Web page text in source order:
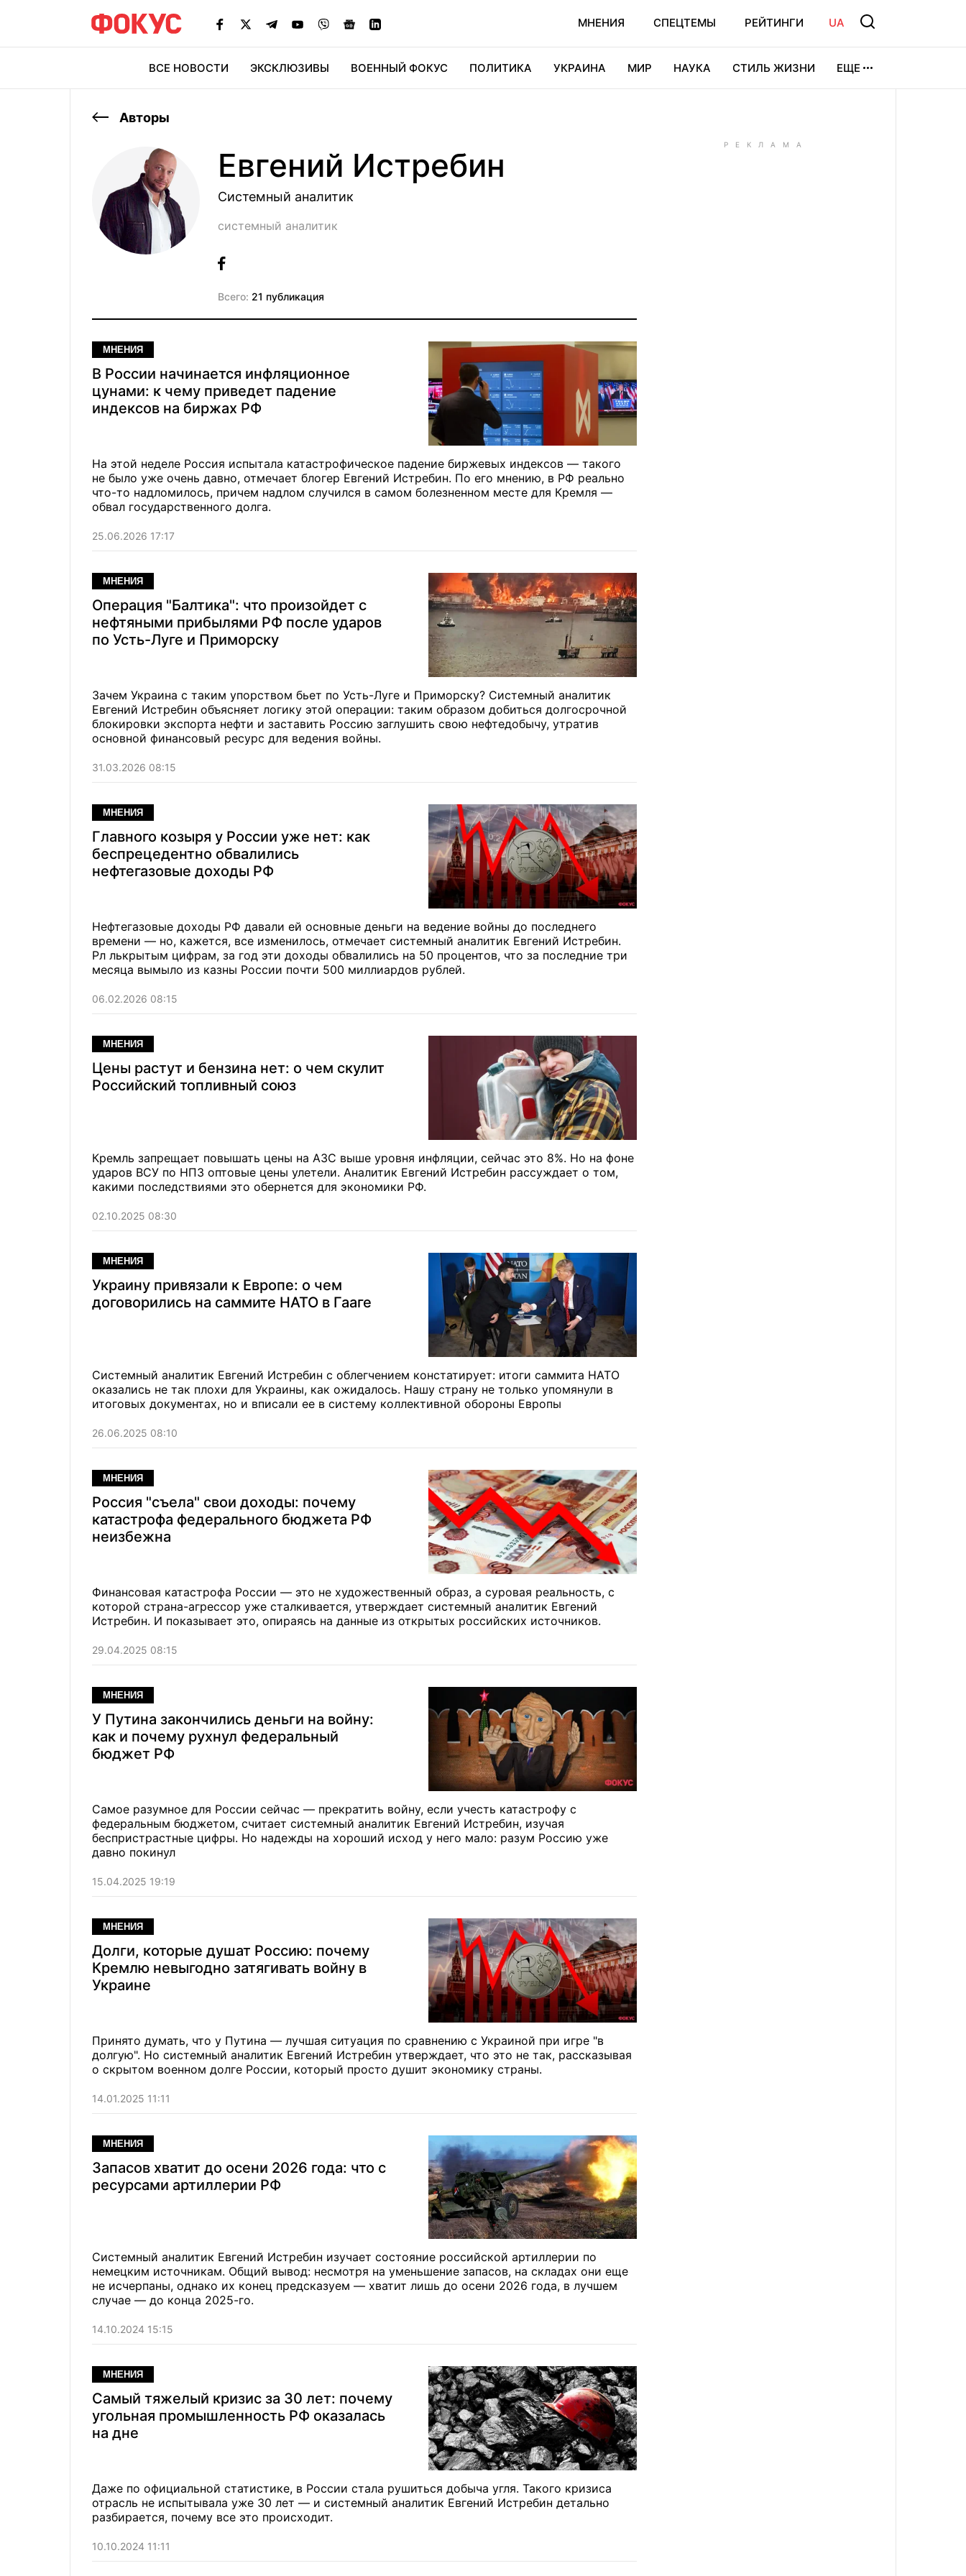
МНЕНИЯ СПЕЦТЕМЫ РЕЙТИНГИ UA
ВСЕ НОВОСТИ ЭКСКЛЮЗИВЫ ВОЕННЫЙ ФОКУС ПОЛИТИКА УКРАИНА МИР НАУКА СТИЛЬ ЖИЗНИ ЕЩЕ
Авторы
Евгений Истребин
Системный аналитик
системный аналитик
Всего: 21 публикация
МНЕНИЯ
В России начинается инфляционное
цунами: к чему приведет падение
индексов на биржах РФ
На этой неделе Россия испытала катастрофическое падение биржевых индексов — такого
не было уже очень давно, отмечает блогер Евгений Истребин. По его мнению, в РФ реально
что-то надломилось, причем надлом случился в самом болезненном месте для Кремля —
обвал государственного долга.
25.06.2026 17:17
МНЕНИЯ
Операция "Балтика": что произойдет с
нефтяными прибылями РФ после ударов
по Усть-Луге и Приморску
Зачем Украина с таким упорством бьет по Усть-Луге и Приморску? Системный аналитик
Евгений Истребин объясняет логику этой операции: таким образом добиться долгосрочной
блокировки экспорта нефти и заставить Россию заглушить свою нефтедобычу, утратив
основной финансовый ресурс для ведения войны.
31.03.2026 08:15
МНЕНИЯ
Главного козыря у России уже нет: как
беспрецедентно обвалились
нефтегазовые доходы РФ
Нефтегазовые доходы РФ давали ей основные деньги на ведение войны до последнего
времени — но, кажется, все изменилось, отмечает системный аналитик Евгений Истребин.
Рл лькрытым цифрам, за год эти доходы обвалились на 50 процентов, что за последние три
месяца вымыло из казны России почти 500 миллиардов рублей.
06.02.2026 08:15
МНЕНИЯ
Цены растут и бензина нет: о чем скулит
Российский топливный союз
Кремль запрещает повышать цены на АЗС выше уровня инфляции, сейчас это 8%. Но на фоне
ударов ВСУ по НПЗ оптовые цены улетели. Аналитик Евгений Истребин рассуждает о том,
какими последствиями это обернется для экономики РФ.
02.10.2025 08:30
МНЕНИЯ
Украину привязали к Европе: о чем
договорились на саммите НАТО в Гааге
Системный аналитик Евгений Истребин с облегчением констатирует: итоги саммита НАТО
оказались не так плохи для Украины, как ожидалось. Нашу страну не только упомянули в
итоговых документах, но и вписали ее в систему коллективной обороны Европы
26.06.2025 08:10
МНЕНИЯ
Россия "съела" свои доходы: почему
катастрофа федерального бюджета РФ
неизбежна
Финансовая катастрофа России — это не художественный образ, а суровая реальность, с
которой страна-агрессор уже сталкивается, утверждает системный аналитик Евгений
Истребин. И показывает это, опираясь на данные из открытых российских источников.
29.04.2025 08:15
МНЕНИЯ
У Путина закончились деньги на войну:
как и почему рухнул федеральный
бюджет РФ
Самое разумное для России сейчас — прекратить войну, если учесть катастрофу с
федеральным бюджетом, считает системный аналитик Евгений Истребин, изучая
беспристрастные цифры. Но надежды на хороший исход у него мало: разум Россию уже
давно покинул
15.04.2025 19:19
МНЕНИЯ
Долги, которые душат Россию: почему
Кремлю невыгодно затягивать войну в
Украине
Принято думать, что у Путина — лучшая ситуация по сравнению с Украиной при игре "в
долгую". Но системный аналитик Евгений Истребин утверждает, что это не так, рассказывая
о скрытом военном долге России, который просто душит экономику страны.
14.01.2025 11:11
МНЕНИЯ
Запасов хватит до осени 2026 года: что с
ресурсами артиллерии РФ
Системный аналитик Евгений Истребин изучает состояние российской артиллерии по
немецким источникам. Общий вывод: несмотря на уменьшение запасов, на складах они еще
не исчерпаны, однако их конец предсказуем — хватит лишь до осени 2026 года, в лучшем
случае — до конца 2025-го.
14.10.2024 15:15
МНЕНИЯ
Самый тяжелый кризис за 30 лет: почему
угольная промышленность РФ оказалась
на дне
Даже по официальной статистике, в России стала рушиться добыча угля. Такого кризиса
отрасль не испытывала уже 30 лет — и системный аналитик Евгений Истребин детально
разбирается, почему все это происходит.
10.10.2024 11:11